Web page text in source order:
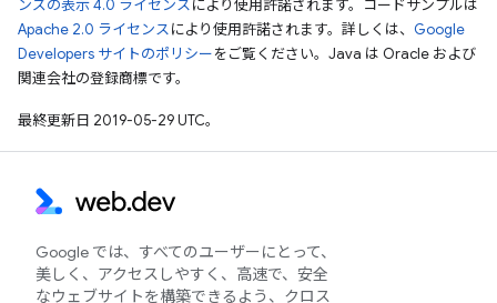
ンズの表示 4.0 ライセンスにより使用許諾されます。コードサンプルは
Apache 2.0 ライセンスにより使用許諾されます。詳しくは、 Google
Developers サイトのポリシーをご覧ください。Java は Oracle および
関連会社の登録商標です。
最終更新日 2019-05-29 UTC。
Google では、すべてのユーザーにとって、
美しく、アクセスしやすく、高速で、安全
なウェブサイトを構築できるよう、クロス